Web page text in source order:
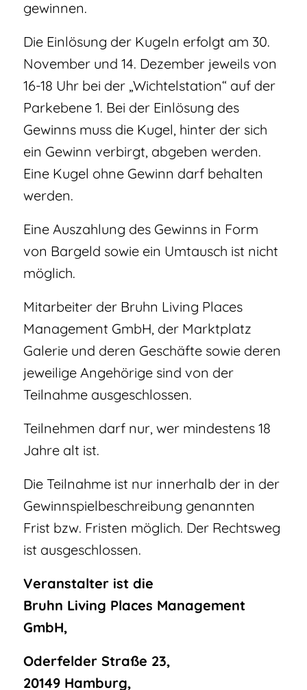
gewinnen.
Die Einlösung der Kugeln erfolgt am 30.
November und 14. Dezember jeweils von
16-18 Uhr bei der „Wichtelstation“ auf der
Parkebene 1. Bei der Einlösung des
Gewinns muss die Kugel, hinter der sich
ein Gewinn verbirgt, abgeben werden.
Eine Kugel ohne Gewinn darf behalten
werden.
Eine Auszahlung des Gewinns in Form
von Bargeld sowie ein Umtausch ist nicht
möglich.
Mitarbeiter der Bruhn Living Places
Management GmbH, der Marktplatz
Galerie und deren Geschäfte sowie deren
jeweilige Angehörige sind von der
Teilnahme ausgeschlossen.
Teilnehmen darf nur, wer mindestens 18
Jahre alt ist.
Die Teilnahme ist nur innerhalb der in der
Gewinnspielbeschreibung genannten
Frist bzw. Fristen möglich. Der Rechtsweg
ist ausgeschlossen.
Veranstalter ist die
Bruhn Living Places Management
GmbH,
Oderfelder Straße 23,
20149 Hamburg,